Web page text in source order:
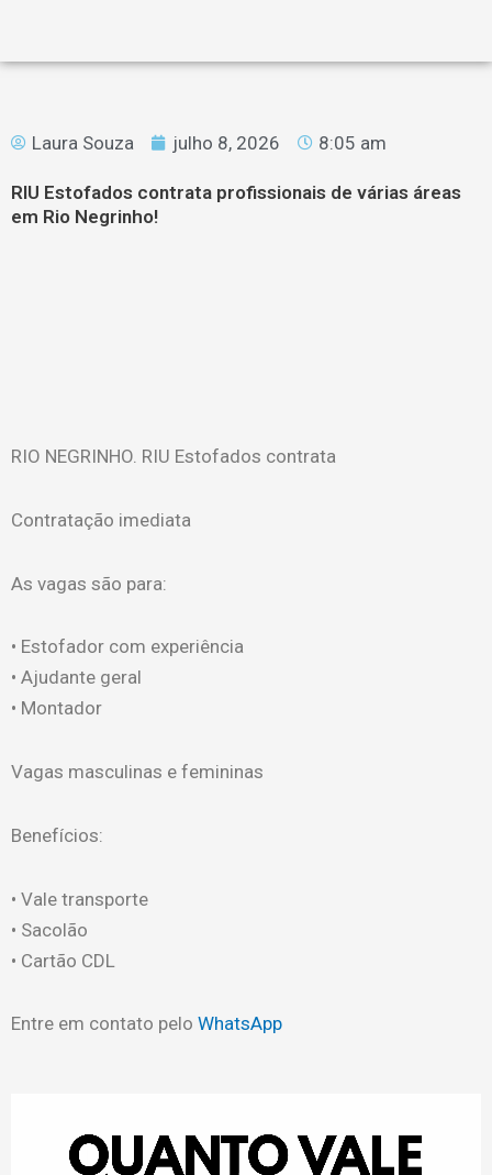
Laura Souza julho 8, 2026 8:05 am
RIU Estofados contrata profissionais de várias áreas
em Rio Negrinho!
RIO NEGRINHO. RIU Estofados contrata
Contratação imediata
As vagas são para:
• Estofador com experiência
• ⁠Ajudante geral
• ⁠Montador
Vagas masculinas e femininas
Benefícios:
• Vale transporte
• ⁠Sacolão
• ⁠Cartão CDL
Entre em contato pelo WhatsApp